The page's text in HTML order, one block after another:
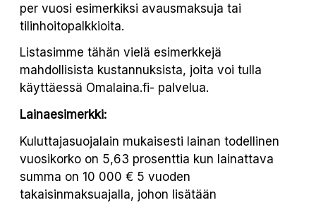
per vuosi esimerkiksi avausmaksuja tai
tilinhoitopalkkioita.
Listasimme tähän vielä esimerkkejä
mahdollisista kustannuksista, joita voi tulla
käyttäessä Omalaina.fi- palvelua.
Lainaesimerkki:
Kuluttajasuojalain mukaisesti lainan todellinen
vuosikorko on 5,63 prosenttia kun lainattava
summa on 10 000 € 5 vuoden
takaisinmaksuajalla, johon lisätään